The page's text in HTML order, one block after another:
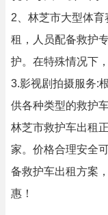
2、林芝市大型体
租，人员配备救护
护。在特殊情况下
3.影视剧拍摄服务:
供各种类型的救护
林芝市救护车出租
家。价格合理安全
备救护车出租方案
惠！